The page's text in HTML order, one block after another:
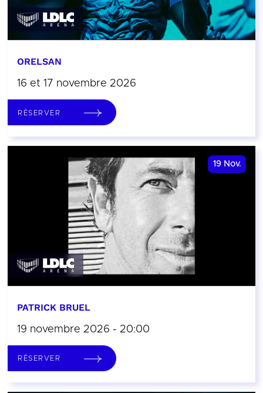
ORELSAN
16 et 17 novembre 2026
RÉSERVER
19 Nov.
PATRICK BRUEL
19 novembre 2026 - 20:00
RÉSERVER